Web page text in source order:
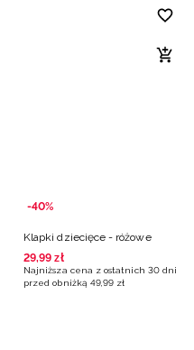
-40%
Klapki dziecięce - różowe
29,99 zł
Najniższa cena z ostatnich 30 dni
przed obniżką 49,99 zł